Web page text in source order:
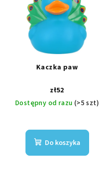
Kaczka paw
zł52
Dostępny od razu (>5 szt)
Do koszyka